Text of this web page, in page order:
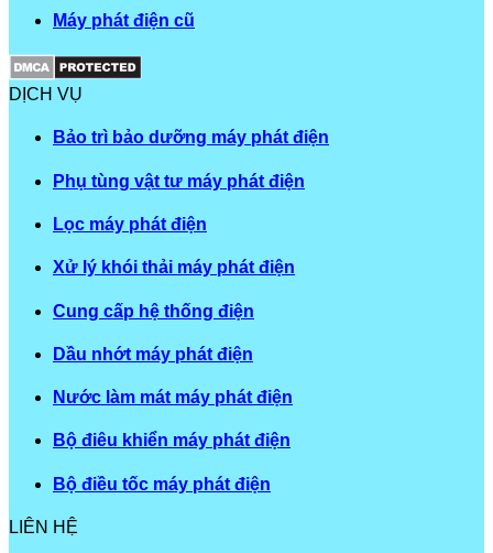
Máy phát điện cũ
DỊCH VỤ
Bảo trì bảo dưỡng máy phát điện
Phụ tùng vật tư máy phát điện
Lọc máy phát điện
Xử lý khói thải máy phát điện
Cung cấp hệ thống điện
Dầu nhớt máy phát điện
Nước làm mát máy phát điện
Bộ điêu khiển máy phát điện
Bộ điều tốc máy phát điện
LIÊN HỆ